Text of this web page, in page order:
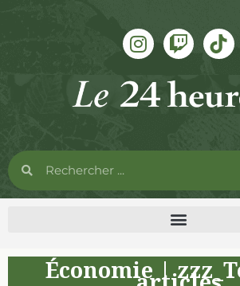
Économie|